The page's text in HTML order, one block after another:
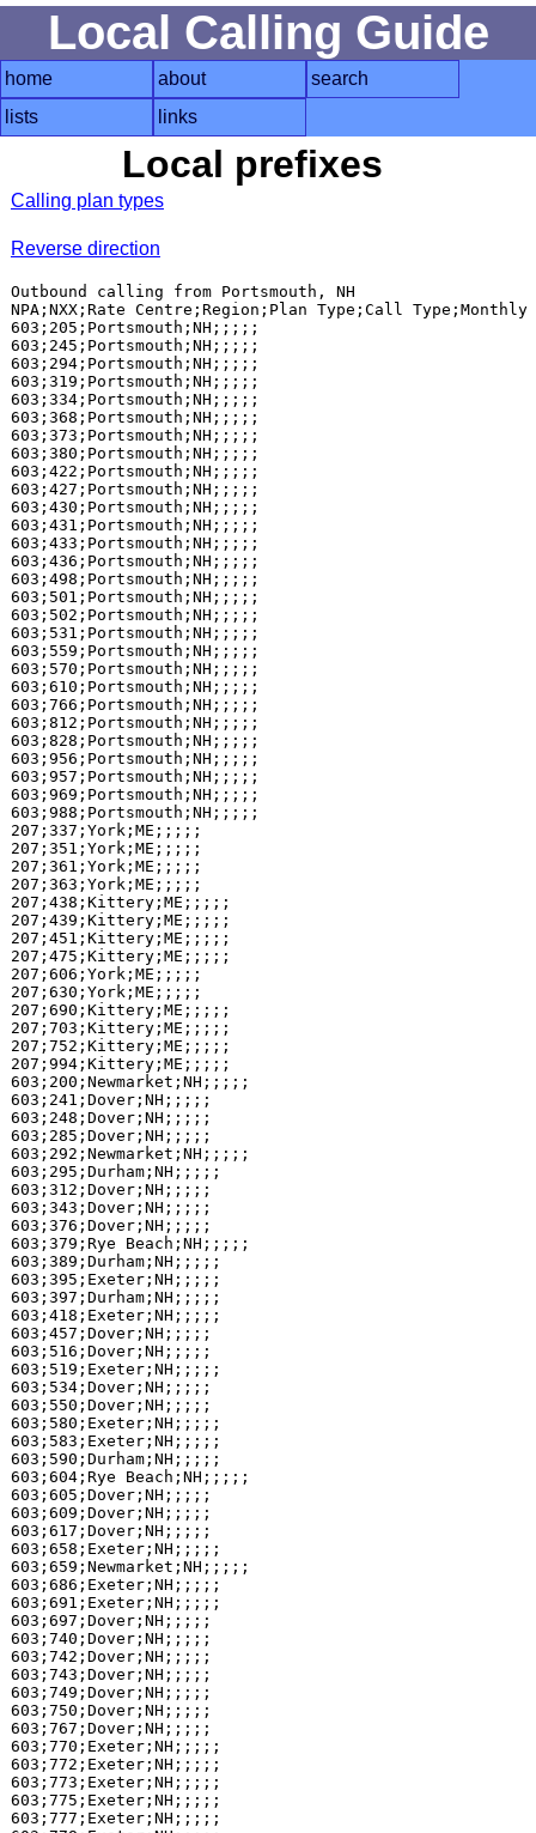
Local Calling Guide
home about
search
lists
links
Local prefixes
Calling plan types
Reverse direction
Outbound calling from Portsmouth, NH
NPA;NXX;Rate Centre;Region;Plan Type;Call
603;205;Portsmouth;NH;;;;;
603;245;Portsmouth;NH;;;;;
603;294;Portsmouth;NH;;;;;
603;319;Portsmouth;NH;;;;;
603;334;Portsmouth;NH;;;;;
603;368;Portsmouth;NH;;;;;
603;373;Portsmouth;NH;;;;;
603;380;Portsmouth;NH;;;;;
603;422;Portsmouth;NH;;;;;
603;427;Portsmouth;NH;;;;;
603;430;Portsmouth;NH;;;;;
603;431;Portsmouth;NH;;;;;
603;433;Portsmouth;NH;;;;;
603;436;Portsmouth;NH;;;;;
603;498;Portsmouth;NH;;;;;
603;501;Portsmouth;NH;;;;;
603;502;Portsmouth;NH;;;;;
603;531;Portsmouth;NH;;;;;
603;559;Portsmouth;NH;;;;;
603;570;Portsmouth;NH;;;;;
603;610;Portsmouth;NH;;;;;
603;766;Portsmouth;NH;;;;;
603;812;Portsmouth;NH;;;;;
603;828;Portsmouth;NH;;;;;
603;956;Portsmouth;NH;;;;;
603;957;Portsmouth;NH;;;;;
603;969;Portsmouth;NH;;;;;
603;988;Portsmouth;NH;;;;;
207;337;York;ME;;;;;
207;351;York;ME;;;;;
207;361;York;ME;;;;;
207;363;York;ME;;;;;
207;438;Kittery;ME;;;;;
207;439;Kittery;ME;;;;;
207;451;Kittery;ME;;;;;
207;475;Kittery;ME;;;;;
207;606;York;ME;;;;;
207;630;York;ME;;;;;
207;690;Kittery;ME;;;;;
207;703;Kittery;ME;;;;;
207;752;Kittery;ME;;;;;
207;994;Kittery;ME;;;;;
603;200;Newmarket;NH;;;;;
603;241;Dover;NH;;;;;
603;248;Dover;NH;;;;;
603;285;Dover;NH;;;;;
603;292;Newmarket;NH;;;;;
603;295;Durham;NH;;;;;
603;312;Dover;NH;;;;;
603;343;Dover;NH;;;;;
603;376;Dover;NH;;;;;
603;379;Rye Beach;NH;;;;;
603;389;Durham;NH;;;;;
603;395;Exeter;NH;;;;;
603;397;Durham;NH;;;;;
603;418;Exeter;NH;;;;;
603;457;Dover;NH;;;;;
603;516;Dover;NH;;;;;
603;519;Exeter;NH;;;;;
603;534;Dover;NH;;;;;
603;550;Dover;NH;;;;;
603;580;Exeter;NH;;;;;
603;583;Exeter;NH;;;;;
603;590;Durham;NH;;;;;
603;604;Rye Beach;NH;;;;;
603;605;Dover;NH;;;;;
603;609;Dover;NH;;;;;
603;617;Dover;NH;;;;;
603;658;Exeter;NH;;;;;
603;659;Newmarket;NH;;;;;
603;686;Exeter;NH;;;;;
603;691;Exeter;NH;;;;;
603;697;Dover;NH;;;;;
603;740;Dover;NH;;;;;
603;742;Dover;NH;;;;;
603;743;Dover;NH;;;;;
603;749;Dover;NH;;;;;
603;750;Dover;NH;;;;;
603;767;Dover;NH;;;;;
603;770;Exeter;NH;;;;;
603;772;Exeter;NH;;;;;
603;773;Exeter;NH;;;;;
603;775;Exeter;NH;;;;;
603;777;Exeter;NH;;;;;